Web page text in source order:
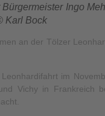
Ingo
Karl Bock
an der Tölzer
im
Vichy in Frankreich